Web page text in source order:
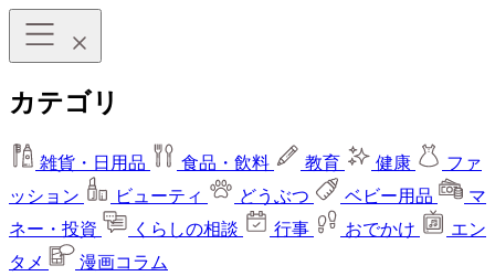
カテゴリ
雑貨・日用品 食品・飲料 教育 健康
ファ
ッション
ビューティ どうぶつ ベビー用品
マ
ネー・投資
くらしの相談 行事 おでかけ
エン
タメ
漫画コラム